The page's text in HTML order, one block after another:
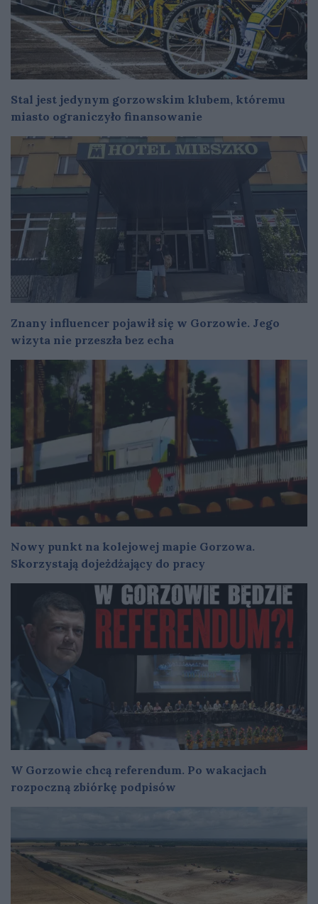
Stal jest jedynym gorzowskim klubem, któremu
miasto ograniczyło finansowanie
Znany influencer pojawił się w Gorzowie. Jego
wizyta nie przeszła bez echa
Nowy punkt na kolejowej mapie Gorzowa.
Skorzystają dojeżdżający do pracy
W Gorzowie chcą referendum. Po wakacjach
rozpoczną zbiórkę podpisów